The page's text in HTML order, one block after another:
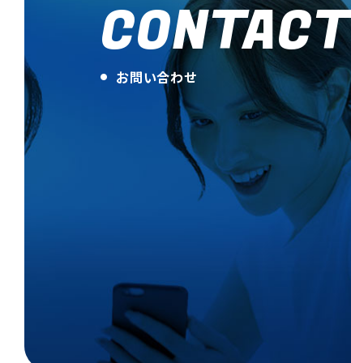
CONTACT
お問い合わせ